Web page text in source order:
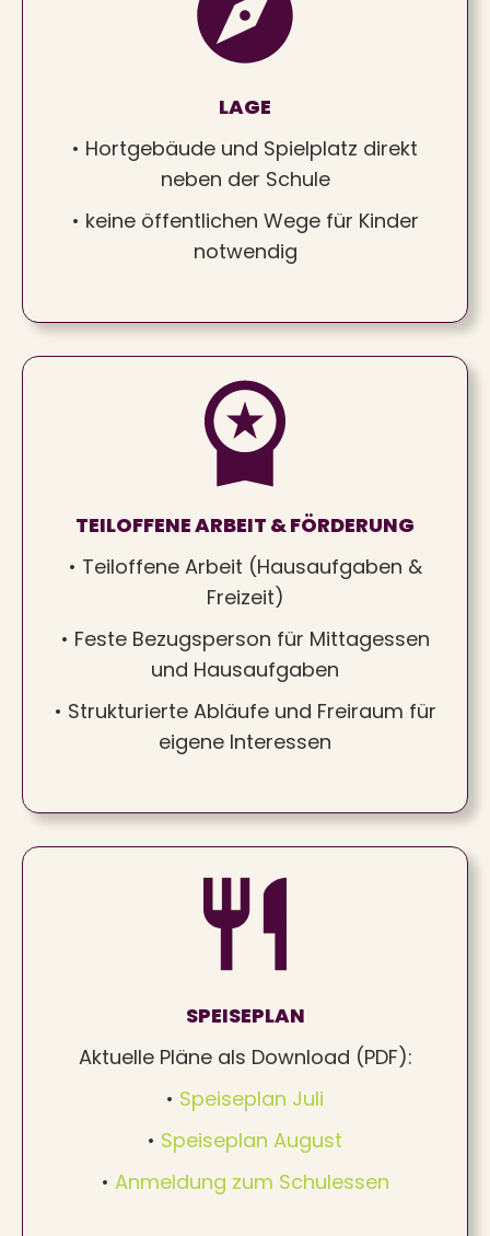
LAGE
• Hortgebäude und Spielplatz direkt
neben der Schule
• keine öffentlichen Wege für Kinder
notwendig
TEILOFFENE ARBEIT & FÖRDERUNG
• Teiloffene Arbeit (Hausaufgaben &
Freizeit)
• Feste Bezugsperson für Mittagessen
und Hausaufgaben
• Strukturierte Abläufe und Freiraum für
eigene Interessen
SPEISEPLAN
Aktuelle Pläne als Download (PDF):
• Speiseplan Juli
• Speiseplan August
• Anmeldung zum Schulessen